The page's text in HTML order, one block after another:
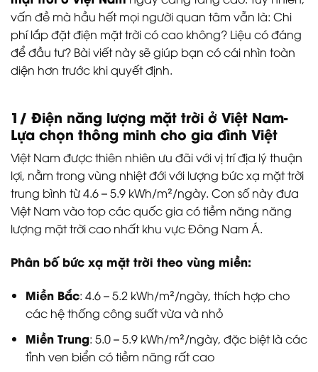
vấn đề mà hầu hết mọi người quan tâm vẫn là: Chi
phí lắp đặt điện mặt trời có cao không? Liệu có đáng
để đầu tư? Bài viết này sẽ giúp bạn có cái nhìn toàn
diện hơn trước khi quyết định.
1/ Điện năng lượng mặt trời ở Việt Nam-
Lựa chọn thông minh cho gia đình Việt
Việt Nam được thiên nhiên ưu đãi với vị trí địa lý thuận
lợi, nằm trong vùng nhiệt đới với lượng bức xạ mặt trời
trung bình từ 4.6 – 5.9 kWh/m²/ngày. Con số này đưa
Việt Nam vào top các quốc gia có tiềm năng năng
lượng mặt trời cao nhất khu vực Đông Nam Á.
Phân bố bức xạ mặt trời theo vùng miền:
Miền Bắc: 4.6 – 5.2 kWh/m²/ngày, thích hợp cho
các hệ thống công suất vừa và nhỏ
Miền Trung: 5.0 – 5.9 kWh/m²/ngày, đặc biệt là các
tỉnh ven biển có tiềm năng rất cao